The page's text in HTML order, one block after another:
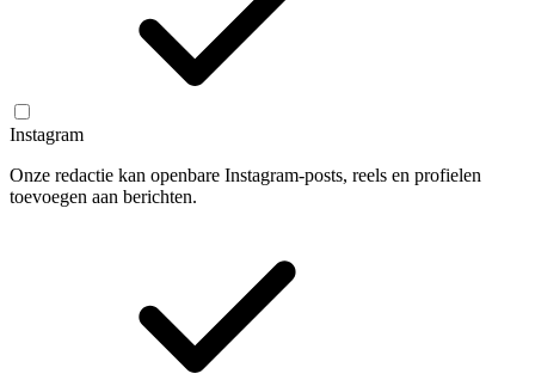
Instagram
Onze redactie kan openbare Instagram-posts, reels en profielen
toevoegen aan berichten.